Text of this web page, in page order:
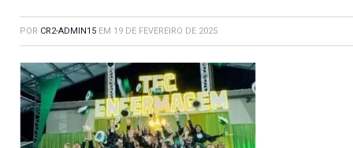
POR CR2-ADMIN15 EM 19 DE FEVEREIRO DE 2025